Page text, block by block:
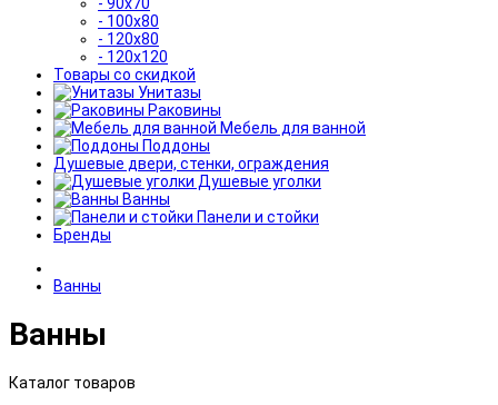
- 100x80
- 120x80
- 120x120
Товары со скидкой
Унитазы
Раковины
Мебель для ванной
Поддоны
Душевые двери, стенки, ограждения
Душевые уголки
Ванны
Панели и стойки
Бренды
Ванны
Ванны
Каталог товаров